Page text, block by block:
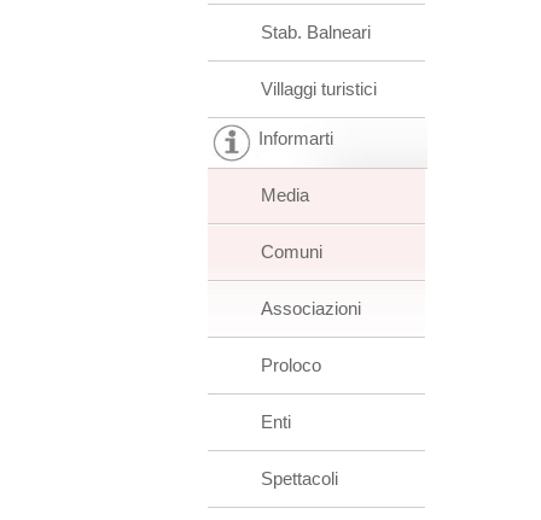
Stab. Balneari
Villaggi turistici
Informarti
Media
Comuni
Associazioni
Proloco
Enti
Spettacoli